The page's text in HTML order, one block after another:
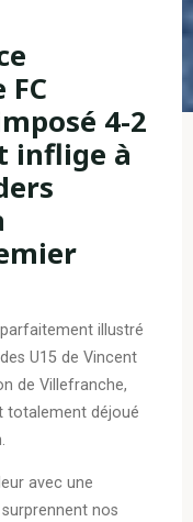
4-2
inflige à
parfaitement illustré
U15 de Vincent
de Villefranche,
totalement déjoué
avec une
nos